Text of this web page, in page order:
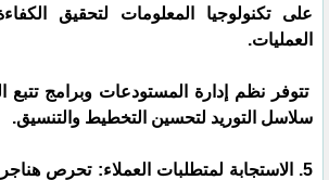
على تكنولوجيا المعلومات لتحقيق
العمليات.
تتوفر نظم إدارة المستودعات وبرامج تتبع
سلاسل التوريد لتحسين التخطيط والتنسيق.
5. الاستجابة لمتطلبات العملاء: تحرص